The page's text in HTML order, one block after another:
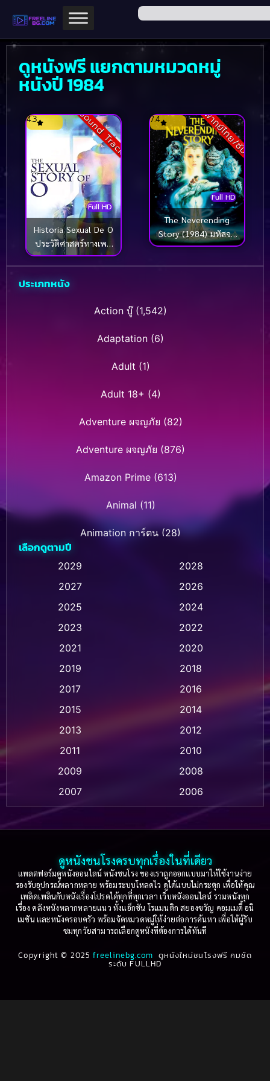
ดูหนังฟรี แยกตามหมวดหมู่
หนังปี 1984
Sound Track
Full HD
4.3
Historia Sexual De O
ประวัติศาสตร์ทางเพศ
เดอโอ (1984)
พากย์ไทย/ซับ
Full HD
7.4
The Neverending
Story (1984) มหัสจร
รย์สุดขอบฟ้า
ประเภทหนัง
Action บู๊(1,542)
Adaptation (6)
Adult (1)
Adult 18+ (4)
Adventure ผจญภัย (82)
Adventure ผจญภัย (876)
Amazon Prime(613)
Animal (11)
Animation การ์ตูน(28)
Animation การ์ตูน (236)
Animation การ์ตูน (32)
Animation แอนิเมชั่น (1)
Animation แอนิเมชัน (1)
Based on a True Story เรื่องจริง(75)
Based on Novel(16)
Betrayal(1)
Biography(3)
Biography ชีวประวัติ (61)
เลือกดูตามปี
2029
2028
2027
2026
2025
2024
2023
2022
2021
2020
2019
2018
2017
2016
2015
2014
2013
2012
2011
2010
2009
2008
2007
2006
2005
2004
2003
2002
2001
2000
1999
1998
1997
1996
1995
1994
1993
1992
1991
1990
ดูหนังชนโรงครบทุกเรื่องในที่เดียว
แพลตฟอร์มดูหนังออนไลน์ หนังชนโรง ของเราถูกออกแบบมาให้ใช้งานง่าย
รองรับอุปกรณ์หลากหลาย พร้อมระบบโหลดไว ดูได้แบบไม่กระตุก เพื่อให้คุณ
เพลิดเพลินกับหนังเรื่องโปรดได้ทุกที่ทุกเวลา เว็บหนังออนไลน์ รวมหนังทุก
เรื่อง คลังหนังหลากหลายแนว ทั้งแอ็กชัน โรแมนติก สยองขวัญ คอมเมดี้ อนิ
เมชัน และหนังครอบครัว พร้อมจัดหมวดหมู่ให้ง่ายต่อการค้นหา เพื่อให้ผู้รับ
ชมทุกวัยสามารถเลือกดูหนังที่ต้องการได้ทันที
Copyright © 2025freelinebg.com ดูหนังใหม่ชนโรงฟรี คมชัด
ระดับ FULLHD